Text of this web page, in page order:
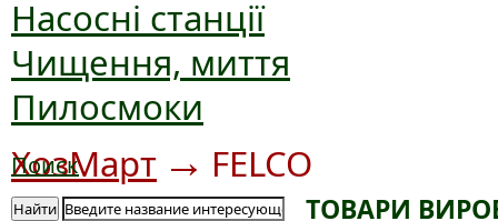
Насосні станції
Чищення, миття
Пилосмоки
Поиск
Найти
ХозМарт → FELCO
ТОВАРИ